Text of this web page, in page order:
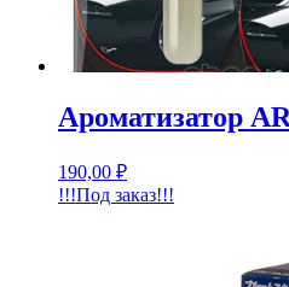
Ароматизатор
190,00 ₽
!!!Под заказ!!!